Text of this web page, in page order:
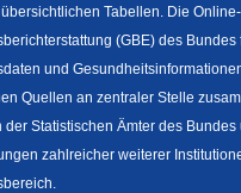
Tabellen. Die
(GBE) des Bundes
und
Quellen an zentraler Stelle
der Statistischen Ämter des
zahlreicher weiterer